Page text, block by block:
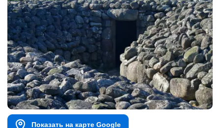
Показать на карте Google